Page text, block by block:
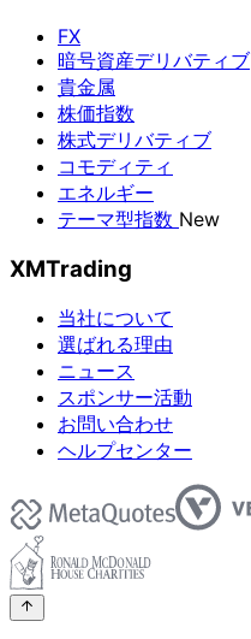
FX
暗号資産デリバティブ
貴金属
株価指数
株式デリバティブ
コモディティ
エネルギー
テーマ型指数 New
XMTrading
当社について
選ばれる理由
ニュース
スポンサー活動
お問い合わせ
ヘルプセンター